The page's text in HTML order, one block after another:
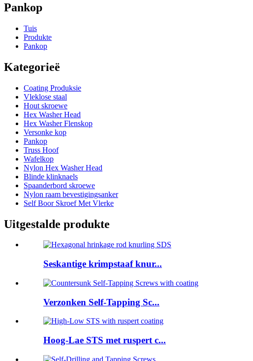
Pankop
Tuis
Produkte
Pankop
Kategorieë
Coating Produksie
Vleklose staal
Hout skroewe
Hex Washer Head
Hex Washer Flenskop
Versonke kop
Pankop
Truss Hoof
Wafelkop
Nylon Hex Washer Head
Blinde klinknaels
Spaanderbord skroewe
Nylon raam bevestigingsanker
Self Boor Skroef Met Vlerke
Uitgestalde produkte
Seskantige krimpstaaf knur...
Verzonken Self-Tapping Sc...
Hoog-Lae STS met ruspert c...